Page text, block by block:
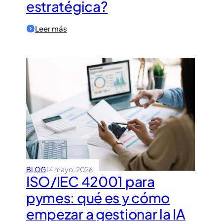
estratégica?
Leer más:
Inteligencia
Artificial
empresa
forma
responsable
y
estratégica?
BLOG14 mayo, 2026
ISO/IEC 42001 para
pymes: qué es y cómo
empezar a gestionar la IA